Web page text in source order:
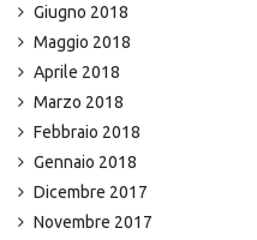
Giugno 2018
Maggio 2018
Aprile 2018
Marzo 2018
Febbraio 2018
Gennaio 2018
Dicembre 2017
Novembre 2017